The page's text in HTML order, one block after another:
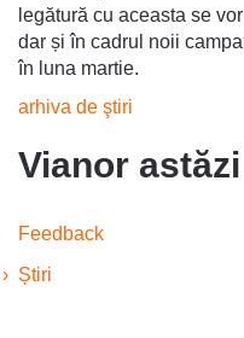
legătură cu aceasta se
dar și în cadrul noii
în luna martie.
arhiva de ştiri
Vianor astăzi
Feedback
Știri